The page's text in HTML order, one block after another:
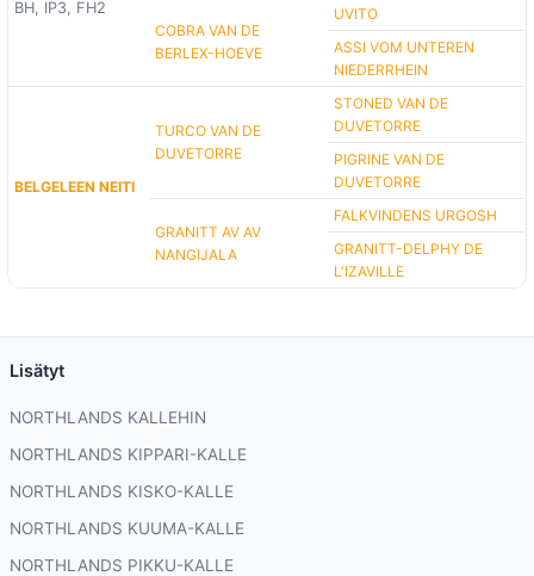
BH, IP3, FH2
COBRA VAN DE
BERLEX-HOEVE
UVITO
ASSI VOM UNTEREN
NIEDERRHEIN
BELGELEEN NEITI
TURCO VAN DE
DUVETORRE
STONED VAN DE
DUVETORRE
PIGRINE VAN DE
DUVETORRE
GRANITT AV AV
NANGIJALA
FALKVINDENS URGOSH
GRANITT-DELPHY DE
L'IZAVILLE
Lisätyt
NORTHLANDS KALLEHIN
NORTHLANDS KIPPARI-KALLE
NORTHLANDS KISKO-KALLE
NORTHLANDS KUUMA-KALLE
NORTHLANDS PIKKU-KALLE